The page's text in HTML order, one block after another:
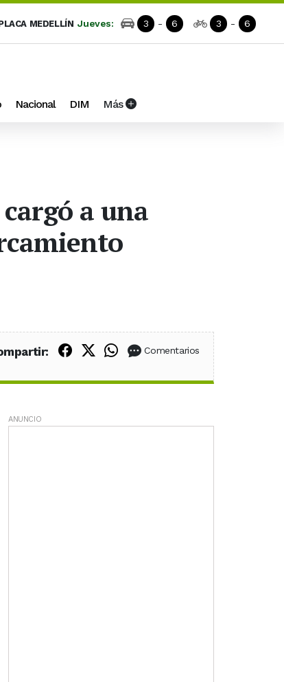
MEDELLÍN Jueves: 3 - 6 3 - 6
Nacional DIM Más
a una
Compartir en Facebook
Compartir en X (Twitter)
Compartir en WhatsApp
Comentarios
ANUNCIO